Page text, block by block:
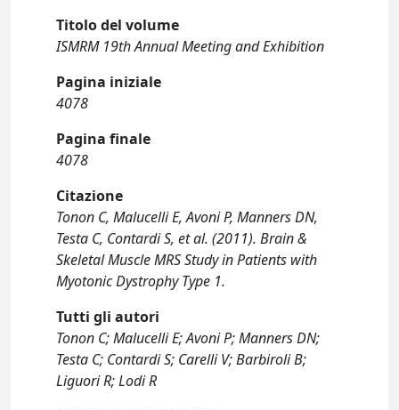
Titolo del volume
ISMRM 19th Annual Meeting and Exhibition
Pagina iniziale
4078
Pagina finale
4078
Citazione
Tonon C, Malucelli E, Avoni P, Manners DN,
Testa C, Contardi S, et al. (2011). Brain &
Skeletal Muscle MRS Study in Patients with
Myotonic Dystrophy Type 1.
Tutti gli autori
Tonon C; Malucelli E; Avoni P; Manners DN;
Testa C; Contardi S; Carelli V; Barbiroli B;
Liguori R; Lodi R